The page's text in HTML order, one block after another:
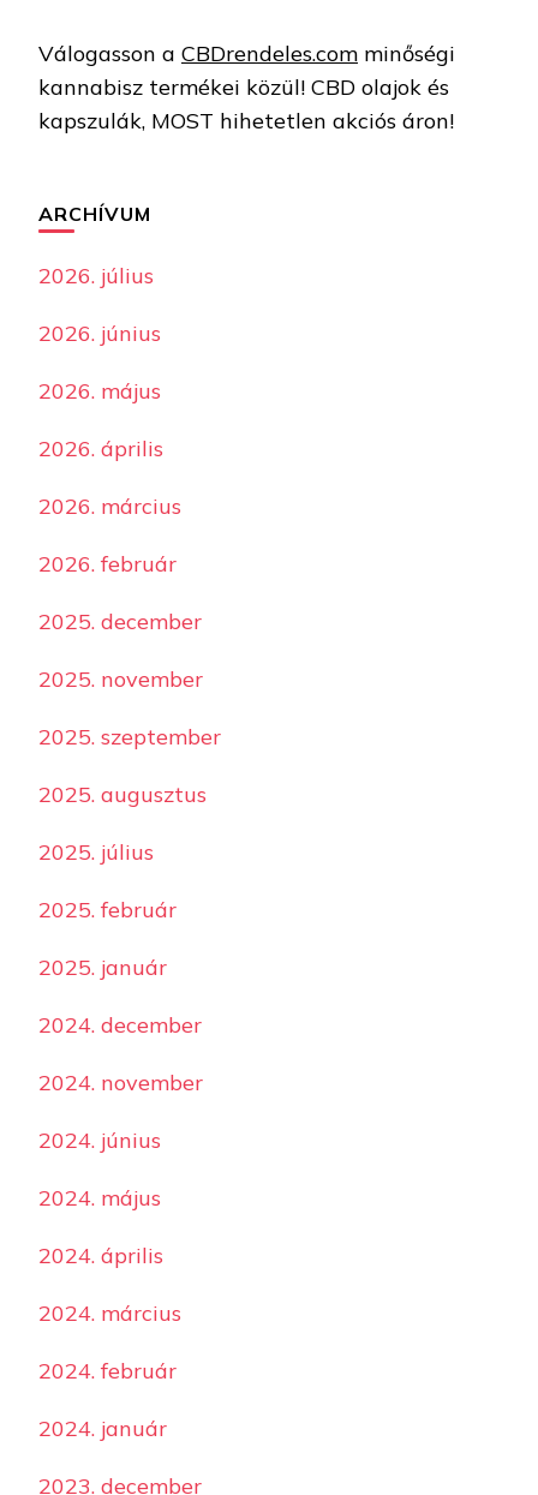
Válogasson a CBDrendeles.com minőségi
kannabisz termékei közül! CBD olajok és
kapszulák, MOST hihetetlen akciós áron!
ARCHÍVUM
2026. július
2026. június
2026. május
2026. április
2026. március
2026. február
2025. december
2025. november
2025. szeptember
2025. augusztus
2025. július
2025. február
2025. január
2024. december
2024. november
2024. június
2024. május
2024. április
2024. március
2024. február
2024. január
2023. december